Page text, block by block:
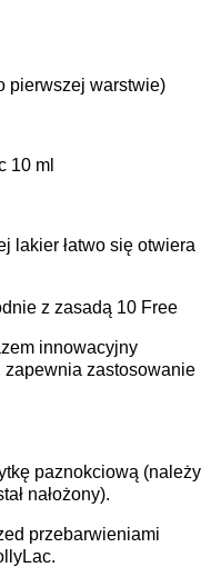
pierwszej warstwie)
10 ml
lakier łatwo się otwiera
z zasadą 10 Free
innowacyjny
zapewnia zastosowanie
paznokciową (należy
nałożony).
przebarwieniami